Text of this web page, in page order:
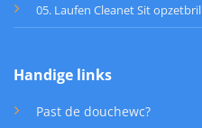
05. Laufen Cleanet Sit opzetbril
Handige links
Past de douchewc?